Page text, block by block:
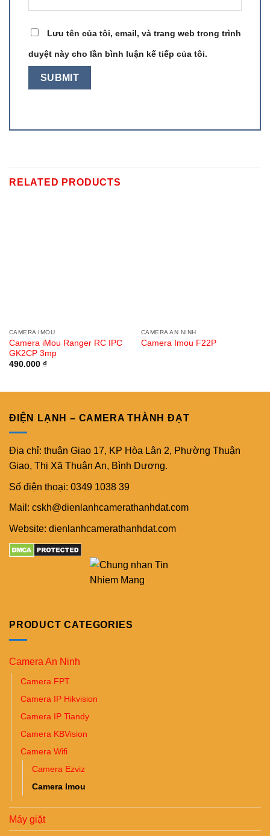
Lưu tên của tôi, email, và trang web trong trình
duyệt này cho lần bình luận kế tiếp của tôi.
RELATED PRODUCTS
CAMERA IMOU
Camera iMou Ranger RC IPC
GK2CP 3mp
490.000 ₫
CAMERA AN NINH
Camera Imou F22P
ĐIỆN LẠNH – CAMERA THÀNH ĐẠT
Địa chỉ: thuận Giao 17, KP Hòa Lân 2, Phường Thuận
Giao, Thị Xã Thuận An, Bình Dương.
Số điện thoại: 0349 1038 39
Mail: cskh@dienlanhcamerathanhdat.com
Website: dienlanhcamerathanhdat.com
PRODUCT CATEGORIES
Camera An Ninh
Camera FPT
Camera IP Hikvision
Camera IP Tiandy
Camera KBVision
Camera Wifi
Camera Ezviz
Camera Imou
Máy giặt